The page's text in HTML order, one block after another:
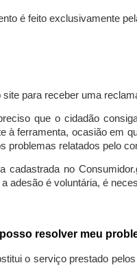
é feito exclusivamente
para receber uma
que o cidadão
à ferramenta, ocasião em
problemas relatados pelo
no
adesão é voluntária, é
resolver meu
o serviço prestado